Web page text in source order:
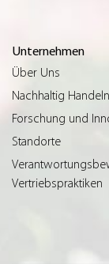
Unternehmen
Über Uns
Nachhaltig Handeln
Forschung und
Standorte
Vertriebspraktiken